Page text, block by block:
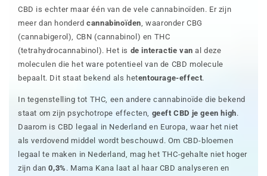
CBD is echter maar één van de vele cannabinoïden. Er zijn
meer dan honderdcannabinoïden , waaronder CBG
(cannabigerol), CBN (cannabinol) en THC
(tetrahydrocannabinol). Het is de interactie van al deze
moleculen die het ware potentieel van de CBD molecule
bepaalt. Dit staat bekend als hetentourage-effect.
In tegenstelling tot THC, een andere cannabinoïde die bekend
staat om zijn psychotrope effecten, geeft CBD je geen high.
Daarom is CBD legaal in Nederland en Europa, waar het niet
als verdovend middel wordt beschouwd. Om CBD-bloemen
legaal te maken in Nederland, mag het THC-gehalte niet hoger
zijn dan0,3% . Mama Kana laat al haar CBD analyseren en